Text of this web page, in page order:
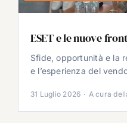
ESET e le nuove
Sfide, opportunità e la
e l’esperienza del
31 Luglio 2026 · A cura